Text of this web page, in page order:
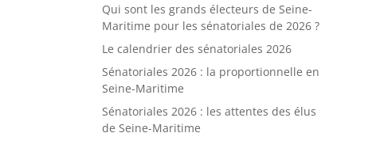
Qui sont les grands électeurs de Seine-
Maritime pour les sénatoriales de 2026 ?
Le calendrier des sénatoriales 2026
Sénatoriales 2026 : la proportionnelle en
Seine-Maritime
Sénatoriales 2026 : les attentes des élus
de Seine-Maritime